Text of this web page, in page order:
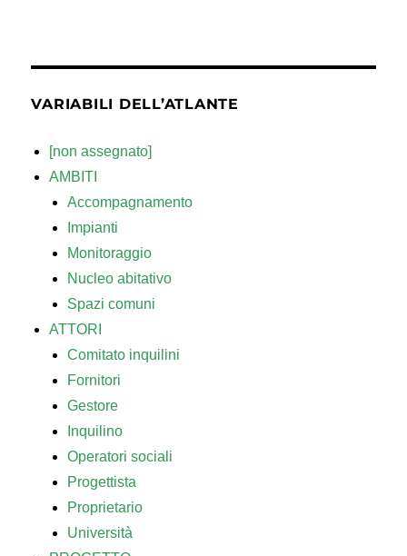
VARIABILI DELL’ATLANTE
[non assegnato]
AMBITI
Accompagnamento
Impianti
Monitoraggio
Nucleo abitativo
Spazi comuni
ATTORI
Comitato inquilini
Fornitori
Gestore
Inquilino
Operatori sociali
Progettista
Proprietario
Università